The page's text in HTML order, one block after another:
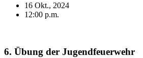
16 Okt., 2024
12:00 p.m.
6. Übung der Jugendfeuerwehr